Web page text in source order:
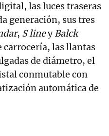
las luces traseras
generación, sus tres
, S lineyBalck
carrocería, las llantas
de diámetro, el
conmutable con
automática de